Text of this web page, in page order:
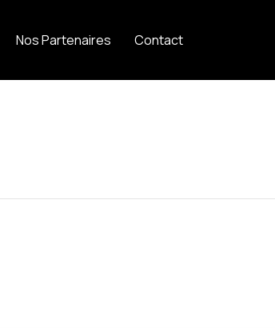
Nos Partenaires Contact